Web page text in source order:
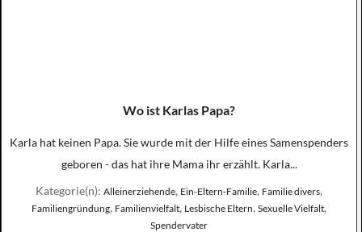
Wo ist Karlas Papa?
Karla hat keinen Papa. Sie wurde mit der Hilfe eines Samenspenders
geboren - das hat ihre Mama ihr erzählt. Karla...
Kategorie(n): Alleinerziehende, Ein-Eltern-Familie, Familie divers,
Familiengründung, Familienvielfalt, Lesbische Eltern, Sexuelle Vielfalt,
Spendervater